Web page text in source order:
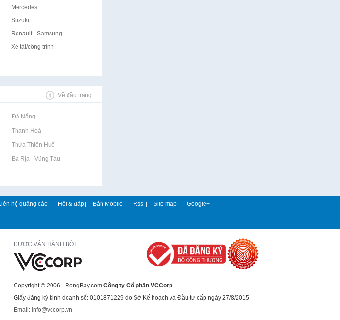
Mercedes
Suzuki
Renault - Samsung
Xe tải/công trình
Về đầu trang
tại Đà Nẵng
tại Thanh Hoá
tại Thừa Thiên Huế
tại Bà Rịa - Vũng Tàu
hệ quảng cáo | Hỏi & đáp | Bản Mobile | Rss | Site map | Google+ |
ĐƯỢC VẬN HÀNH BỞI
Copyright © 2006 - RongBay.com Công ty Cổ phần VCCorp
Giấy đăng ký kinh doanh số: 0101871229 do Sở Kế hoạch và Đầu tư cấp ngày 27/8/2015
Email: info@vccorp.vn